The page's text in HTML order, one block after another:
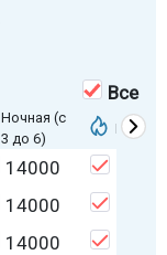
Все
Ночная (с
3 до 6)
14000
14000
14000